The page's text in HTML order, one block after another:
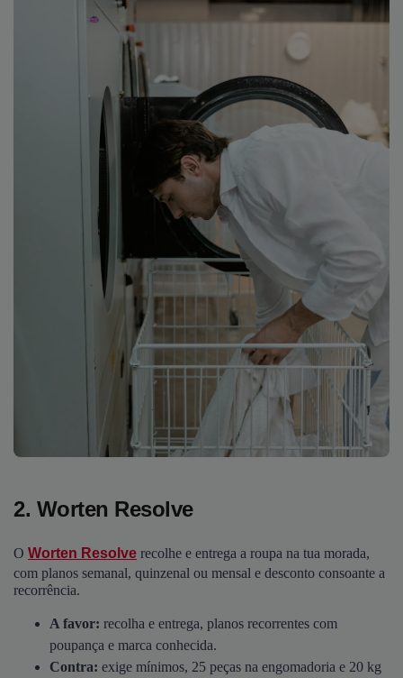
2. Worten Resolve
O Worten Resolve recolhe e entrega a roupa na tua morada,
com planos semanal, quinzenal ou mensal e desconto consoante a
recorrência.
A favor: recolha e entrega, planos recorrentes com
poupança e marca conhecida.
Contra: exige mínimos, 25 peças na engomadoria e 20 kg